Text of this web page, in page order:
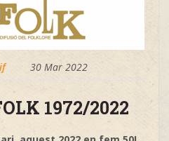
30 Mar 2022
1972/2022